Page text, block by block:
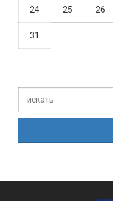
24 25 26
31